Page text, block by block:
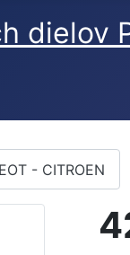
dielov
- CITROEN